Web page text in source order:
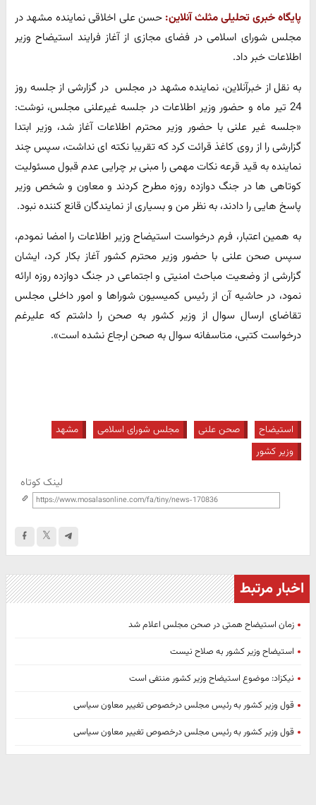
پایگاه خبری تحلیلی مثلث آنلاین: حسن علی اخلاقی نماینده مشهد در
مجلس شورای اسلامی در فضای مجازی از آغاز فرایند استیضاح وزیر
اطلاعات خبر داد.
به نقل از خبرآنلاین، نماینده مشهد در مجلس در گزارشی از جلسه روز
24 تیر ماه و حضور وزیر اطلاعات در جلسه غیرعلنی مجلس، نوشت:
«جلسه غیر علنی با حضور وزیر محترم اطلاعات آغاز شد، وزیر ابتدا
گزارشی را از روی کاغذ قرائت کرد که تقریبا نکته ای نداشت، سپس چند
نماینده به قید قرعه نکات مهمی را مبنی بر چرایی عدم قبول مسئولیت
کوتاهی ها در جنگ دوازده روزه مطرح کردند و معاون و شخص وزیر
پاسخ هایی را دادند، به نظر من و بسیاری از نمایندگان قانع کننده نبود.
به همین اعتبار، فرم درخواست استیضاح وزیر اطلاعات را امضا نمودم،
سپس صحن علنی با حضور وزیر محترم کشور آغاز بکار کرد، ایشان
گزارشی از وضعیت مباحث امنیتی و اجتماعی در جنگ دوازده روزه ارائه
نمود، در حاشیه آن از رئیس کمیسیون شوراها و امور داخلی مجلس
تقاضای ارسال سوال از وزیر کشور به صحن را داشتم که علیرغم
درخواست کتبی، متاسفانه سوال به صحن ارجاع نشده است».
استیضاح صحن علنی مجلس شورای اسلامی
مشهد
وزیر کشور
لینک کوتاه
اخبار مرتبط
زمان استیضاح همتی در صحن مجلس اعلام شد
استیضاح وزیر کشور به صلاح نیست
نیکزاد: موضوع استیضاح وزیر کشور منتفی است
قول وزیر کشور به رئیس مجلس درخصوص تغییر معاون سیاسی
قول وزیر کشور به رئیس مجلس درخصوص تغییر معاون سیاسی